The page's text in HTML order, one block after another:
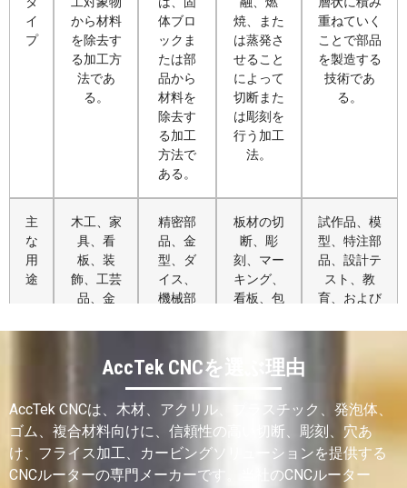
イ
プ
から材料
を除去す
る加工方
法であ
る。
体ブロ
ックま
たは部
品から
材料を
除去す
る加工
方法で
ある。
焼、また
は蒸発さ
せること
によって
切断また
は彫刻を
行う加工
法。
重ねていく
ことで部品
を製造する
技術であ
る。
主
な
用
途
木工、家
具、看
板、装
飾、工芸
品、金
体、パネ
精密部
品、金
型、ダ
イス、
機械部
械加
工。
板材の切
断、彫
刻、マー
キング、
看板、包
飾品。
試作品、模
型、特注部
品、設計テ
スト、教
育、および
適
切
な
木材、
MDF、合
板、アク
金属、
エンジ
ニアリ
レーザー
の種類に
もよる
プリンター
の種類によ
っては、プ
AccTek CNCを選ぶ理由
AccTek CNCは、木材、アクリル、プラスチック、発泡体、
ゴム、複合材料向けに、信頼性の高い切断、彫刻、穴あ
け、フライス加工、カービングソリューションを提供する
CNCルーターの専門メーカーです。当社のCNCルーター